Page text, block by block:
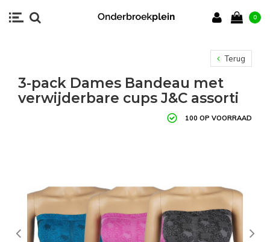
0
Terug
3-pack Dames Bandeau met
verwijderbare cups J&C assorti
100 OP VOORRAAD